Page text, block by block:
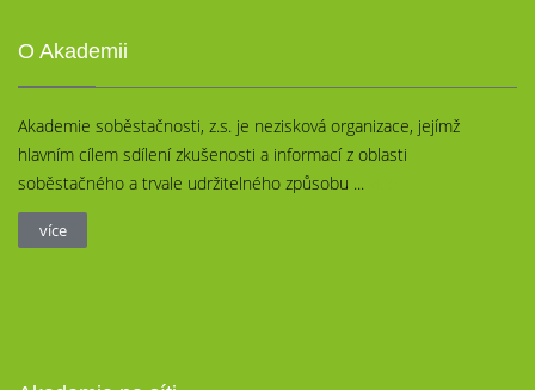
O Akademii
Akademie soběstačnosti, z.s. je nezisková organizace, jejímž
hlavním cílem sdílení zkušenosti a informací z oblasti
soběstačného a trvale udržitelného způsobu ...
více